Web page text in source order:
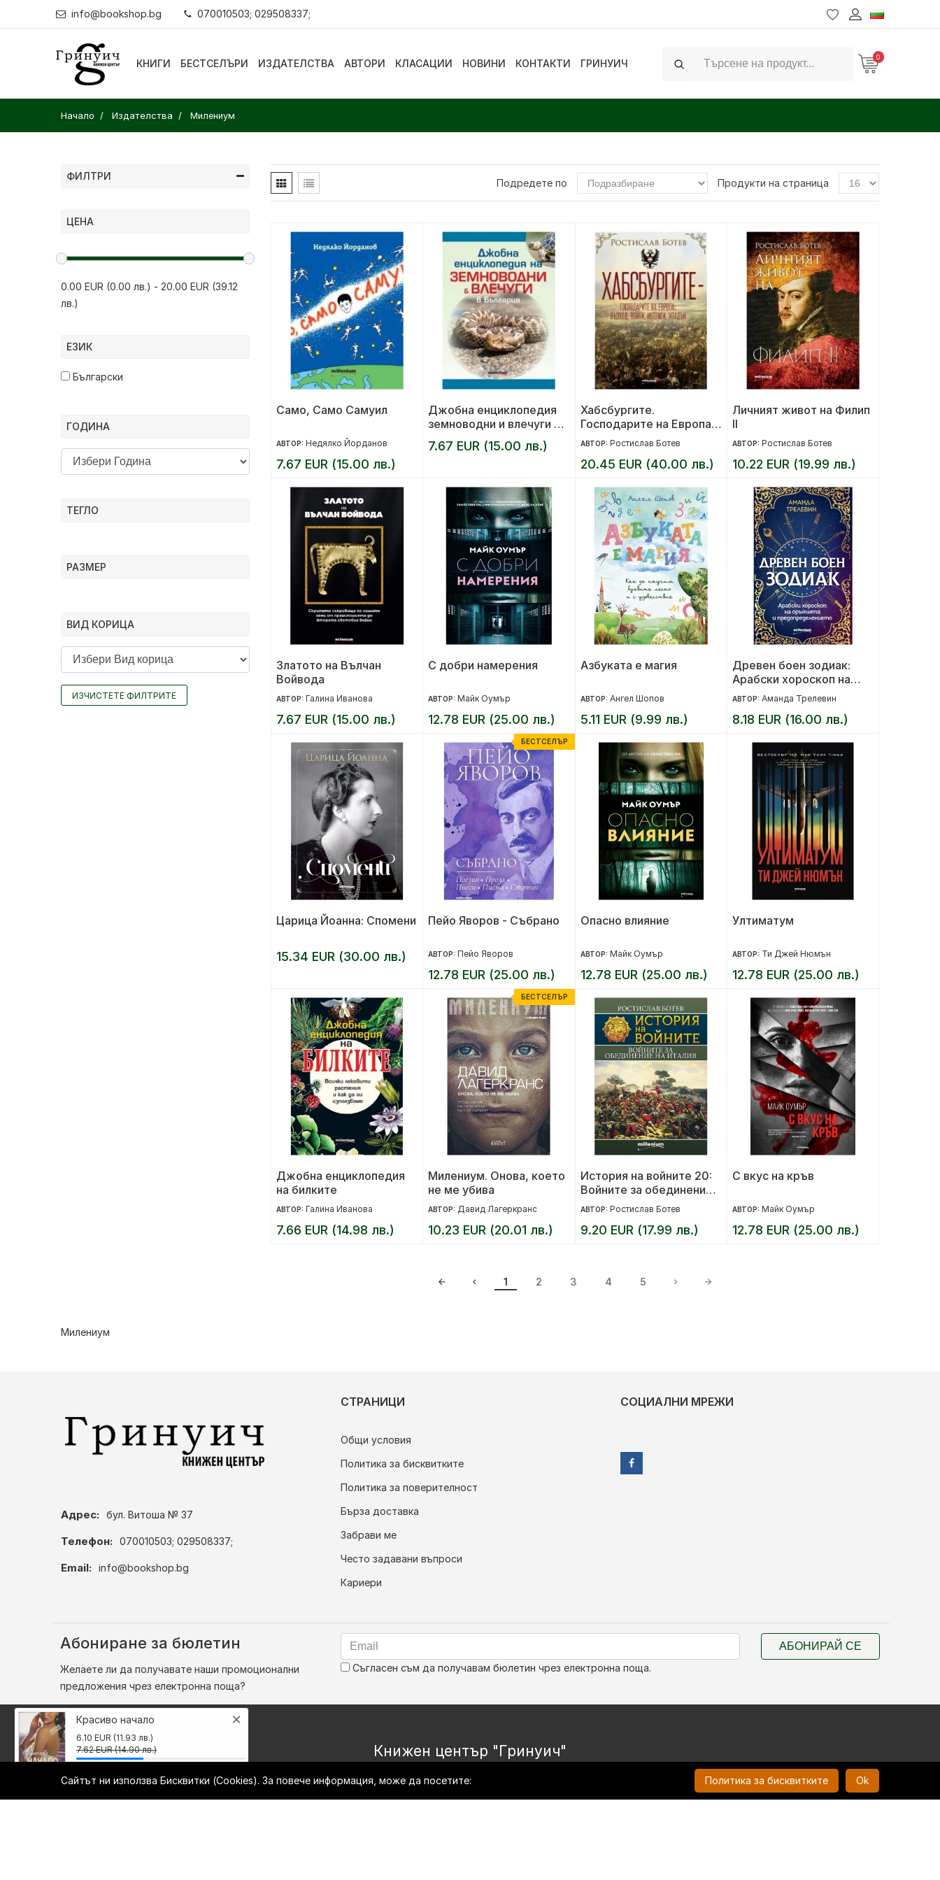
info@bookshop.bg 070010503; 029508337;
КНИГИ БЕСТСЕЛЪРИ ИЗДАТЕЛСТВА АВТОРИ КЛАСАЦИИ НОВИНИ КОНТАКТИ ГРИНУИЧ
Search
0
Начало Издателства Милениум
ФИЛТРИ
ЦЕНА
0.00 EUR (0.00 лв.) - 20.00 EUR (39.12
лв.)
ЕЗИК
Български
ГОДИНА
ТЕГЛО
РАЗМЕР
ВИД КОРИЦА
ИЗЧИСТЕТЕ ФИЛТРИТЕ
Подредете по Продукти на страница
Само, Само Самуил
АВТОР: Недялко Йорданов
7.67 EUR (15.00 лв.)
Джобна енциклопедия
земноводни и влечуги в
България
7.67 EUR (15.00 лв.)
Хабсбургите.
Господарите на Европа -
възход, войни, интриги,
АВТОР: Ростислав Ботев
20.45 EUR (40.00 лв.)
Личният живот на Филип
II
АВТОР: Ростислав Ботев
10.22 EUR (19.99 лв.)
Златото на Вълчан
Войвода
АВТОР: Галина Иванова
7.67 EUR (15.00 лв.)
С добри намерения
АВТОР: Майк Оумър
12.78 EUR (25.00 лв.)
Азбуката е магия
АВТОР: Ангел Шопов
5.11 EUR (9.99 лв.)
Древен боен зодиак:
Арабски хороскоп на
оръжията и
предопределението
АВТОР: Аманда Трелевин
8.18 EUR (16.00 лв.)
Царица Йоанна: Спомени
15.34 EUR (30.00 лв.)
БЕСТСЕЛЪР
Пейо Яворов - Събрано
АВТОР: Пейо Яворов
12.78 EUR (25.00 лв.)
Опасно влияние
АВТОР: Майк Оумър
12.78 EUR (25.00 лв.)
Ултиматум
АВТОР: Ти Джей Нюмън
12.78 EUR (25.00 лв.)
Джобна енциклопедия
на билките
АВТОР: Галина Иванова
7.66 EUR (14.98 лв.)
БЕСТСЕЛЪР
Милениум. Онова, което
не ме убива
АВТОР: Давид Лагеркранс
10.23 EUR (20.01 лв.)
История на войните 20:
Войните за обединение
на Италия
АВТОР: Ростислав Ботев
9.20 EUR (17.99 лв.)
С вкус на кръв
АВТОР: Майк Оумър
12.78 EUR (25.00 лв.)
1 2 3 4 5
Милениум
Адрес: бул. Витоша № 37
Телефон: 070010503; 029508337;
Email: info@bookshop.bg
СТРАНИЦИ
Общи условия
Политика за бисквитките
Политика за поверителност
Бърза доставка
Забрави ме
Често задавани въпроси
Кариери
СОЦИАЛНИ МРЕЖИ
Абониране за бюлетин
Желаете ли да получавате наши промоционални
предложения чрез електронна поща?
Съгласен съм да получавам бюлетин чрез електронна поща.
АБОНИРАЙ СЕ
Книжен център "Гринуич"
Сайтът ни използва Бисквитки (Cookies). За повече информация, може да посетите: Ok
Политика за бисквитките
×
Красиво начало
6.10 EUR (11.93 лв.)
7.62 EUR (14.90 лв.)